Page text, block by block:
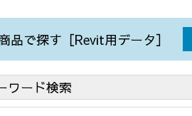
品で探す［Revit用データ］
ワード検索